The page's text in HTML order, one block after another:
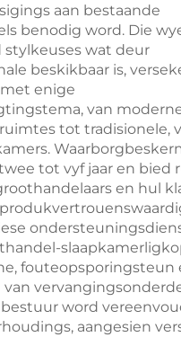
aan bestaande
benodig word. Die
wat deur
beskikbaar is,
enige
van
tot tradisionele,
tot vyf jaar en bied
en hul
fouteopsporingsteun
word
aangesien